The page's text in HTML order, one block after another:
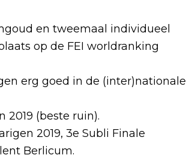
en tweemaal individueel
op de FEI worldranking
erg goed in de (inter)nationale
2019 (beste ruin).
2019, 3e Subli Finale
Berlicum.